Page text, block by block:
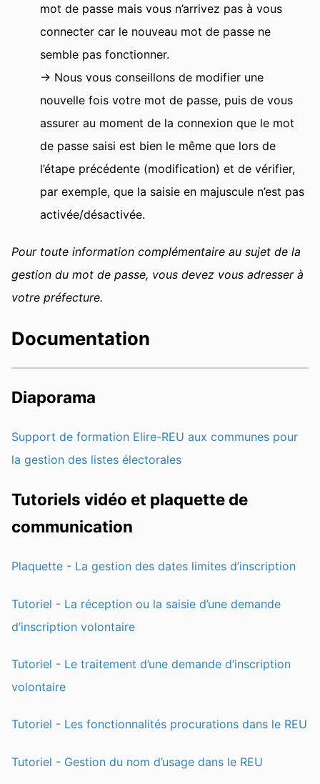
mot de passe mais vous n’arrivez pas à vous
connecter car le nouveau mot de passe ne
semble pas fonctionner.
→ Nous vous conseillons de modifier une
nouvelle fois votre mot de passe, puis de vous
assurer au moment de la connexion que le mot
de passe saisi est bien le même que lors de
l’étape précédente (modification) et de vérifier,
par exemple, que la saisie en majuscule n’est pas
activée/désactivée.
Pour toute information complémentaire au sujet de la
gestion du mot de passe, vous devez vous adresser à
votre préfecture.
Documentation
Diaporama
Support de formation Elire-REU aux communes pour
la gestion des listes électorales
Tutoriels vidéo et plaquette de
communication
Plaquette - La gestion des dates limites d’inscription
Tutoriel - La réception ou la saisie d’une demande
d’inscription volontaire
Tutoriel - Le traitement d’une demande d’inscription
volontaire
Tutoriel - Les fonctionnalités procurations dans le REU
Tutoriel - Gestion du nom d’usage dans le REU